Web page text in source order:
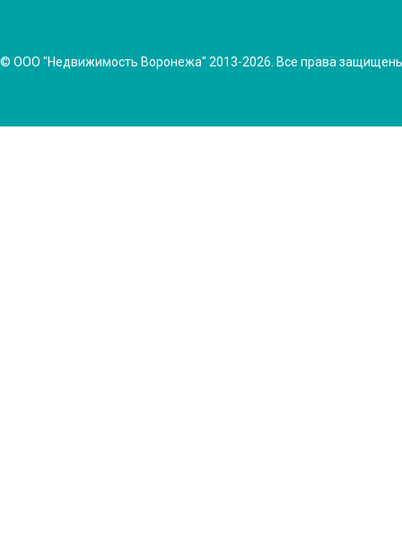
© ООО "Недвижимость Воронежа" 2013-2026. Все права